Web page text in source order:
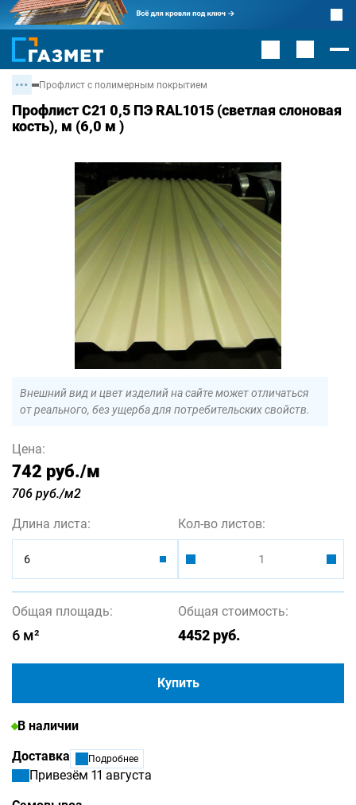
Профлист с полимерным покрытием
Профлист С21 0,5 ПЭ RAL1015 (светлая слоновая
кость), м (6,0 м )
Внешний вид и цвет изделий на сайте может отличаться
от реального, без ущерба для потребительских свойств.
Цена:
742 руб./м
706 руб./м2
Длина листа:
6
Кол-во листов:
Общая площадь:
6 м²
Общая стоимость:
4452руб.
Купить
В наличии
Доставка
Подробнее
Привезём 11 августа